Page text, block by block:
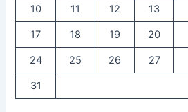
10 11 12 13
17 18 19 20
24 25 26 27
31